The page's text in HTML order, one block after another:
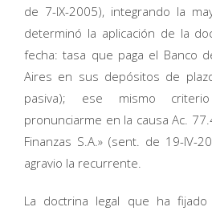
de 7-IX-2005), integrando la
determinó la aplicación de la
fecha: tasa que paga el Banco
Aires en sus depósitos de
pasiva); ese mismo
pronunciarme en la causa Ac.
Finanzas S.A.» (sent. de 19-IV-
agravio la recurrente.
La doctrina legal que ha